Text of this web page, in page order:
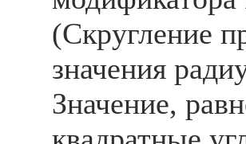
(Скругление
значения
Значение,